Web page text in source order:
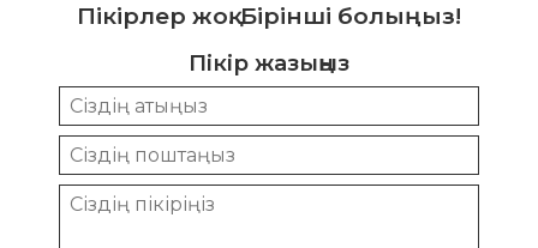
Пікірлер жоқ. Бірінші болыңыз!
Пікір жазыңыз